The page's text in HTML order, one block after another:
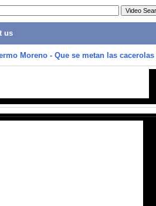
us
Moreno - Que se metan las